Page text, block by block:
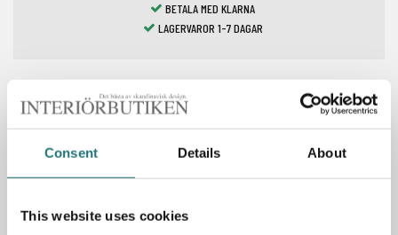
Consent Details About
This website uses cookies
BETALA MED KLARNA
LAGERVAROR 1-7 DAGAR
Spara som favorit
PRODUKTBESKRIVNING